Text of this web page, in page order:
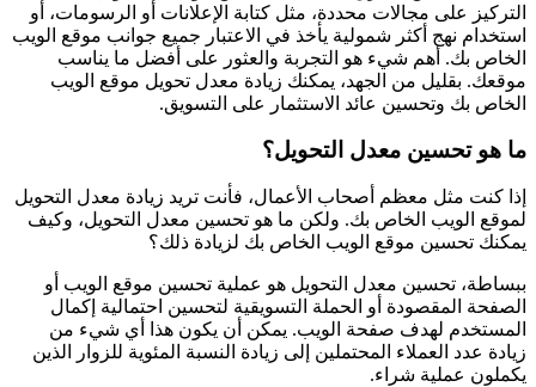
التركيز على مجالات محددة، مثل كتابة الإعلانات أو الرسومات، أو
استخدام نهج أكثر شمولية يأخذ في الاعتبار جميع جوانب موقع الويب
الخاص بك. أهم شيء هو التجربة والعثور على أفضل ما يناسب
موقعك. بقليل من الجهد، يمكنك زيادة معدل تحويل موقع الويب
الخاص بك وتحسين عائد الاستثمار على التسويق.
ما هو تحسين معدل التحويل؟
إذا كنت مثل معظم أصحاب الأعمال، فأنت تريد زيادة معدل التحويل
لموقع الويب الخاص بك. ولكن ما هو تحسين معدل التحويل، وكيف
يمكنك تحسين موقع الويب الخاص بك لزيادة ذلك؟
ببساطة، تحسين معدل التحويل هو عملية تحسين موقع الويب أو
الصفحة المقصودة أو الحملة التسويقية لتحسين احتمالية إكمال
المستخدم لهدف صفحة الويب. يمكن أن يكون هذا أي شيء من
زيادة عدد العملاء المحتملين إلى زيادة النسبة المئوية للزوار الذين
يكملون عملية شراء.